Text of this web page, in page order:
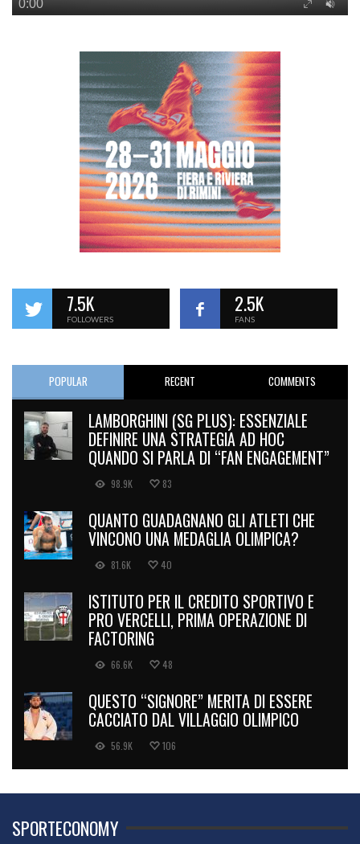
7.5K
FOLLOWERS
2.5K
FANS
POPULAR RECENT COMMENTS
LAMBORGHINI (SG PLUS): ESSENZIALE
DEFINIRE UNA STRATEGIA AD HOC
QUANDO SI PARLA DI “FAN ENGAGEMENT”
98.9K 83
QUANTO GUADAGNANO GLI ATLETI CHE
VINCONO UNA MEDAGLIA OLIMPICA?
81.6K 40
ISTITUTO PER IL CREDITO SPORTIVO E
PRO VERCELLI, PRIMA OPERAZIONE DI
FACTORING
66.6K 48
QUESTO “SIGNORE” MERITA DI ESSERE
CACCIATO DAL VILLAGGIO OLIMPICO
56.9K 106
SPORTECONOMY